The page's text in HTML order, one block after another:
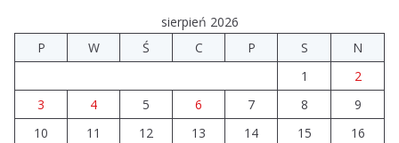
14 sierpnia urzędy skarbowe
06.08.2026
sierpień 2026
P
W Ś C P S
N
1
2
3
4 5 6 7 8
9
10
11 12 13 14 15
16